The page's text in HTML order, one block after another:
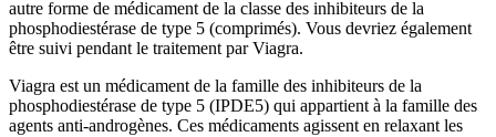
autre forme de médicament de la classe des inhibiteurs de la
phosphodiestérase de type 5 (comprimés). Vous devriez également
être suivi pendant le traitement par Viagra.
Viagra est un médicament de la famille des inhibiteurs de la
phosphodiestérase de type 5 (IPDE5) qui appartient à la famille des
agents anti-androgènes. Ces médicaments agissent en relaxant les